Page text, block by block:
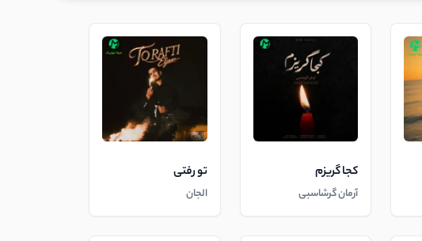
کجا گریزم
آرمان گرشاسبی
تو رفتی
الجان